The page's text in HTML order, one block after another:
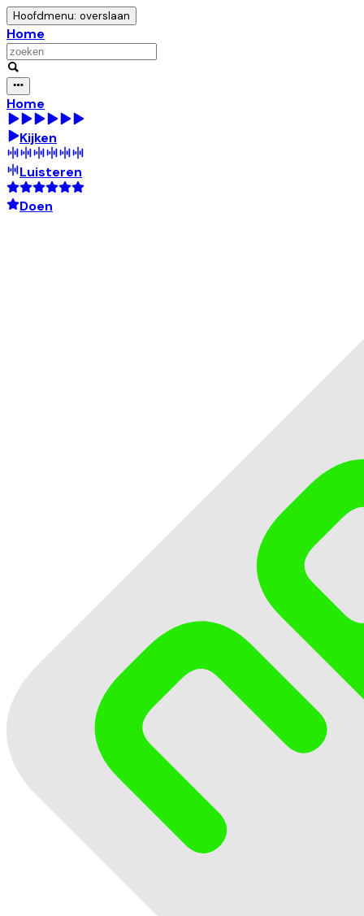
Hoofdmenu: overslaan
Home
Home
Kijken
Luisteren
Doen